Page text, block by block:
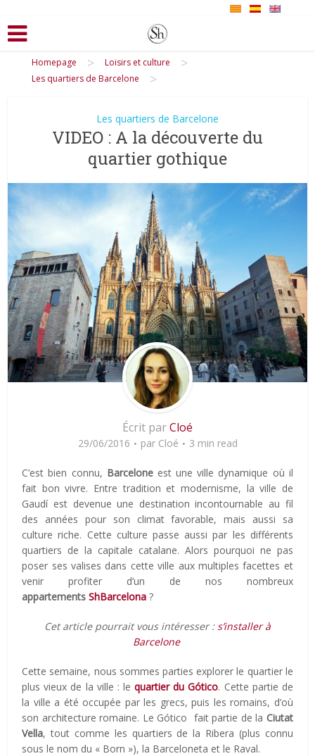
Homepage > Loisirs et culture >
Les quartiers de Barcelone >
Les quartiers de Barcelone
VIDEO : A la découverte du
quartier gothique
Écrit parCloé
29/06/2016 par Cloé 3 min read
C’est bien connu, Barceloneest une ville dynamique où il
fait bon vivre. Entre tradition et modernisme, la ville de
Gaudí est devenue une destination incontournable au fil
des années pour son climat favorable, mais aussi sa
culture riche. Cette culture passe aussi par les différents
quartiers de la capitale catalane. Alors pourquoi ne pas
poser ses valises dans cette ville aux multiples facettes et
venir profiter d’un de nos nombreux
appartementsShBarcelona ?
Cet article pourrait vous intéresser : s’installer à
Barcelone
Cette semaine, nous sommes parties explorer le quartier le
plus vieux de la ville : lequartier du Gótico. Cette partie de
la ville a été occupée par les grecs, puis les romains, d’où
son architecture romaine. Le Gótico fait partie de la Ciutat
Vella, tout comme les quartiers de la Ribera (plus connu
sous le nom du « Born »), la Barceloneta et le Raval.